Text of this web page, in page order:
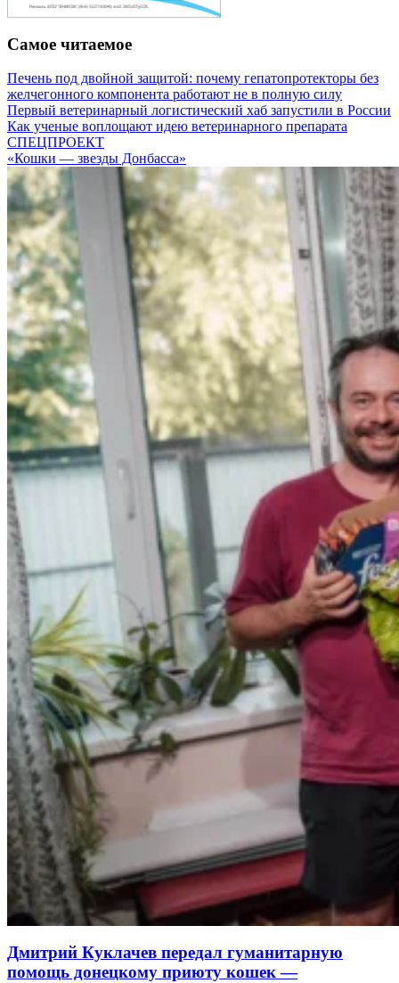
Самое читаемое
Печень под двойной защитой: почему гепатопротекторы без
желчегонного компонента работают не в полную силу
Первый ветеринарный логистический хаб запустили в России
Как ученые воплощают идею ветеринарного препарата
СПЕЦПРОЕКТ
«Кошки — звезды Донбасса»
Дмитрий Куклачев передал гуманитарную
помощь донецкому приюту кошек —